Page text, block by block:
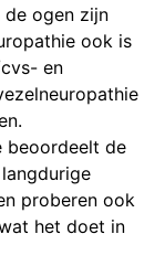
de ogen zijn
ook is
en
beoordeelt de
proberen ook
het doet in